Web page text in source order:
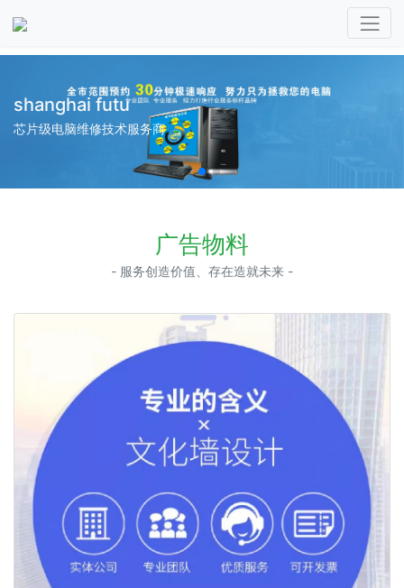
shanghai futu
芯片级电脑维修技术服务商
广告物料
- 服务创造价值、存在造就未来 -